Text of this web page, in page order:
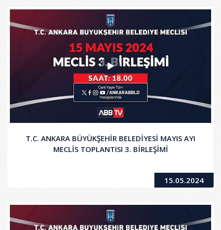
T.C. ANKARA BÜYÜKŞEHİR BELEDİYESİ MAYIS AYI
MECLİS TOPLANTISI 3. BİRLEŞİMİ
15.05.2024